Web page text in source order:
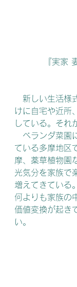
『実家
新しい生活様
けに自宅や近所
している。そ
ベランダ菜園
ている多摩地区
摩、薬草植物園
光気分を家族で
増えてきている。
何よりも家族の
価値変換が起き
い。